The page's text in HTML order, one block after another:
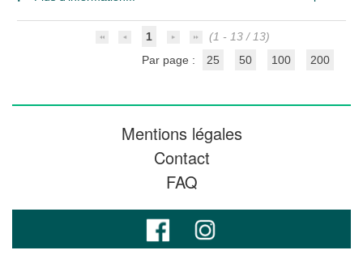
1
(1 - 13 / 13)
Par page :
25 50 100 200
Mentions légales
Contact
FAQ